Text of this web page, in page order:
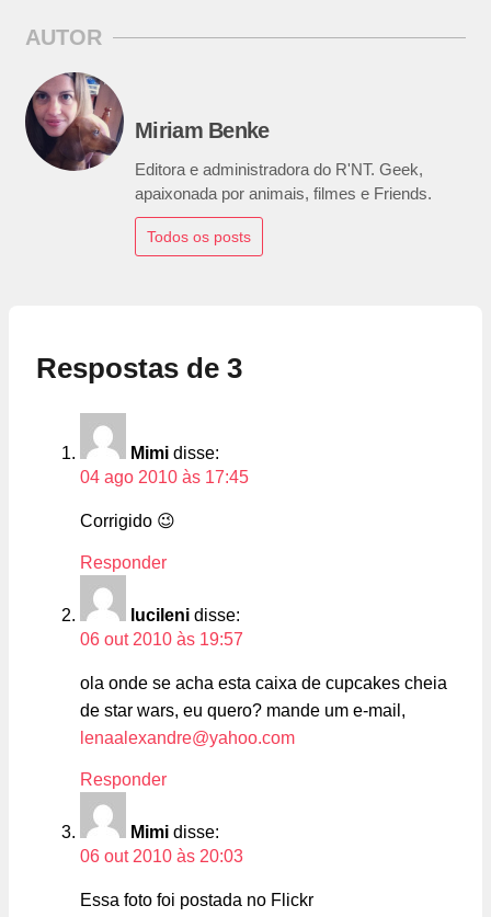
AUTOR
Miriam Benke
Editora e administradora do R'NT. Geek,
apaixonada por animais, filmes e Friends.
Todos os posts
Respostas de 3
Mimi disse:
04 ago 2010 às 17:45
Corrigido 😉
Responder
lucileni disse:
06 out 2010 às 19:57
ola onde se acha esta caixa de cupcakes cheia
de star wars, eu quero? mande um e-mail,
lenaalexandre@yahoo.com
Responder
Mimi disse:
06 out 2010 às 20:03
Essa foto foi postada no Flickr